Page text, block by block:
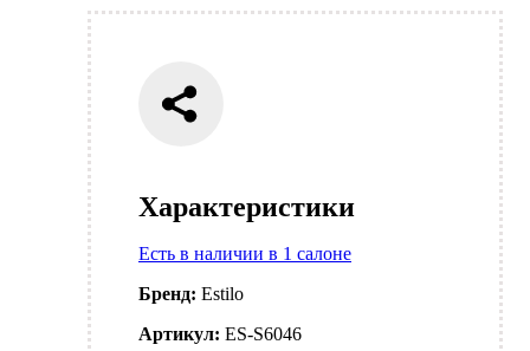
Характеристики
Есть в наличии в 1 салоне
Бренд: Estilo
Артикул: ES-S6046